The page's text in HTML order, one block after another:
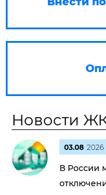
Новости
03.08 2026
В России